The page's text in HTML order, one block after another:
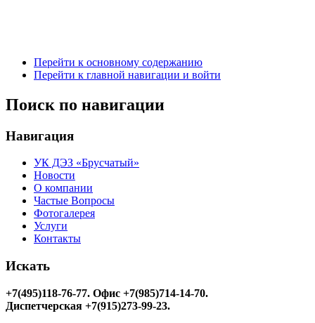
Перейти к основному содержанию
Перейти к главной навигации и войти
Поиск по навигации
Навигация
УК ДЭЗ «Брусчатый»
Новости
О компании
Частые Вопросы
Фотогалерея
Услуги
Контакты
Искать
+7(495)118-76-77. Офис +7(985)714-14-70.
Диспетчерская +7(915)273-99-23.